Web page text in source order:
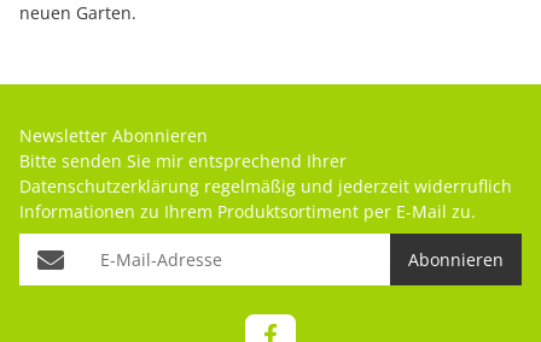
neuen Garten.
Newsletter Abonnieren
Bitte senden Sie mir entsprechend Ihrer
Datenschutzerklärung regelmäßig und jederzeit widerruflich
Informationen zu Ihrem Produktsortiment per E-Mail zu.
Abonnieren